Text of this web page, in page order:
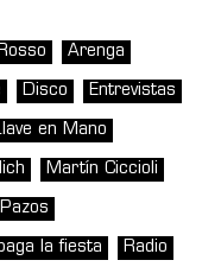
Arenga
Disco Entrevistas
en Mano
Martín Ciccioli
la fiesta Radio